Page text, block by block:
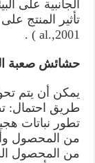
الجانبية على
al.,2001 ) .
حشائش صعبة
يمكن أن يتم
طريق احتمال:
تطور نباتات
من المحصول
من المحصول